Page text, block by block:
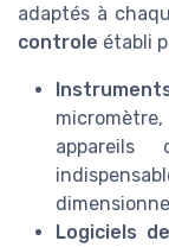
adaptés à
controle établi
Logiciels